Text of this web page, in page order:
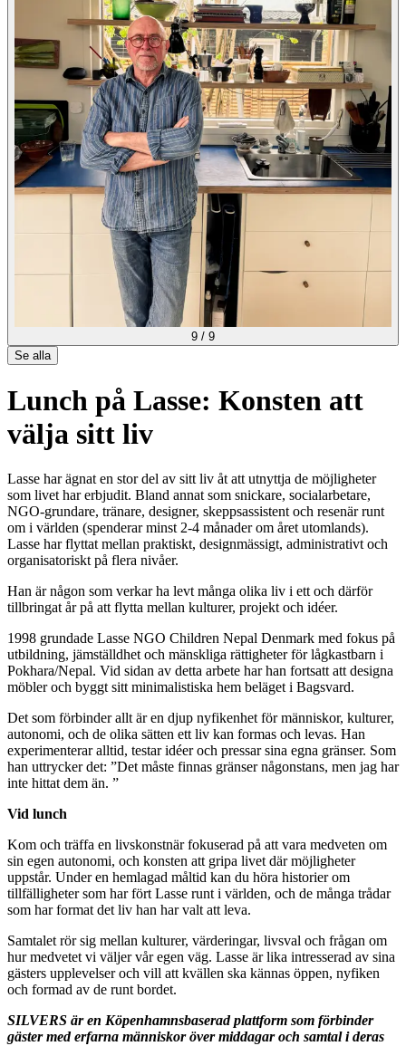
9 / 9
Se alla
Lunch på Lasse: Konsten att
välja sitt liv
Lasse har ägnat en stor del av sitt liv åt att utnyttja de möjligheter
som livet har erbjudit. Bland annat som snickare, socialarbetare,
NGO-grundare, tränare, designer, skeppsassistent och resenär runt
om i världen (spenderar minst 2-4 månader om året utomlands).
Lasse har flyttat mellan praktiskt, designmässigt, administrativt och
organisatoriskt på flera nivåer.
Han är någon som verkar ha levt många olika liv i ett och därför
tillbringat år på att flytta mellan kulturer, projekt och idéer.
1998 grundade Lasse NGO Children Nepal Denmark med fokus på
utbildning, jämställdhet och mänskliga rättigheter för lågkastbarn i
Pokhara/Nepal. Vid sidan av detta arbete har han fortsatt att designa
möbler och byggt sitt minimalistiska hem beläget i Bagsvard.
Det som förbinder allt är en djup nyfikenhet för människor, kulturer,
autonomi, och de olika sätten ett liv kan formas och levas. Han
experimenterar alltid, testar idéer och pressar sina egna gränser. Som
han uttrycker det: ”Det måste finnas gränser någonstans, men jag har
inte hittat dem än. ”
Vid lunch
Kom och träffa en livskonstnär fokuserad på att vara medveten om
sin egen autonomi, och konsten att gripa livet där möjligheter
uppstår. Under en hemlagad måltid kan du höra historier om
tillfälligheter som har fört Lasse runt i världen, och de många trådar
som har format det liv han har valt att leva.
Samtalet rör sig mellan kulturer, värderingar, livsval och frågan om
hur medvetet vi väljer vår egen väg. Lasse är lika intresserad av sina
gästers upplevelser och vill att kvällen ska kännas öppen, nyfiken
och formad av de runt bordet.
SILVERS är en Köpenhamnsbaserad plattform som förbinder
gäster med erfarna människor över middagar och samtal i deras